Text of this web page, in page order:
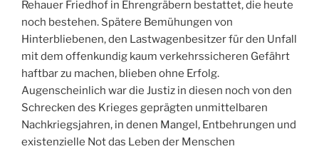
Rehauer Friedhof in Ehrengräbern bestattet, die heute
noch bestehen. Spätere Bemühungen von
Hinterbliebenen, den Lastwagenbesitzer für den Unfall
mit dem offenkundig kaum verkehrssicheren Gefährt
haftbar zu machen, blieben ohne Erfolg.
Augenscheinlich war die Justiz in diesen noch von den
Schrecken des Krieges geprägten unmittelbaren
Nachkriegsjahren, in denen Mangel, Entbehrungen und
existenzielle Not das Leben der Menschen